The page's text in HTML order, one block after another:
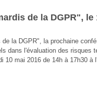
de la DGPR", le
la DGPR", la prochaine
dans l'évaluation des risques
10 mai 2016 de 14h à 17h30 à